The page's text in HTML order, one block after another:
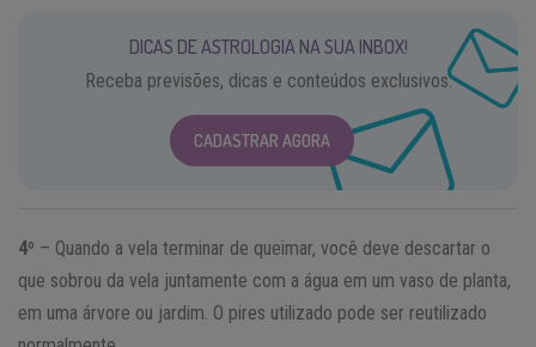
DICAS DE ASTROLOGIA NA SUA INBOX!
Receba previsões, dicas e conteúdos exclusivos.
CADASTRAR AGORA
4º – Quando a vela terminar de queimar, você deve descartar o
que sobrou da vela juntamente com a água em um vaso de planta,
em uma árvore ou jardim. O pires utilizado pode ser reutilizado